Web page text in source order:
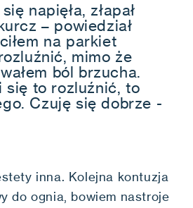
napięła, złapał
– powiedział
na parkiet
mimo że
ból brzucha.
się to rozluźnić, to
Czuję się dobrze -
inna. Kolejna kontuzja
do ognia, bowiem nastroje